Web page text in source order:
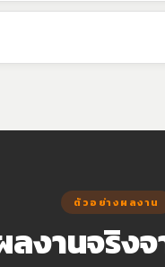
ตัวอย่างผลงาน
งานจริง